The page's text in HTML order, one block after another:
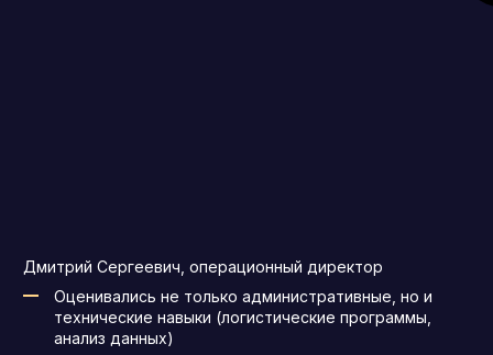
Дмитрий Сергеевич, операционный директор
Оценивались не только административные, но и
технические навыки (логистические программы,
анализ данных)